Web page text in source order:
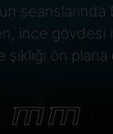
seanslarında
ince gövdesi
ön plana
MM